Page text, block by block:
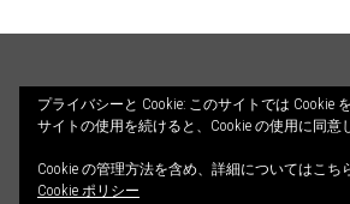
COUNSELING
ILLUSTRATIONS
CONTACT
© 2026 ALETHEIA DIALOGOS. All
プライバシーと Cookie: このサイトでは Cookie
サイトの使用を続けると、Cookie の使用に同意
Cookie の管理方法を含め、詳細についてはこち
Cookie ポリシー